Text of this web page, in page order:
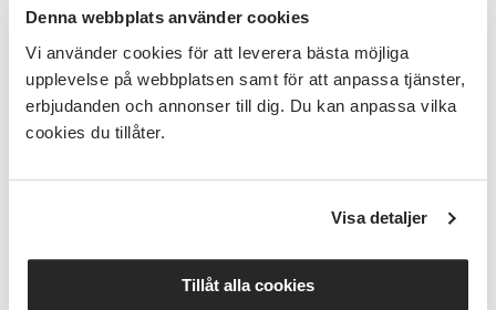
Denna webbplats använder cookies
Vi använder cookies för att leverera bästa möjliga
upplevelse på webbplatsen samt för att anpassa tjänster,
erbjudanden och annonser till dig. Du kan anpassa vilka
cookies du tillåter.
Visa detaljer
Tillåt alla cookies
Förkunskaper
Inga förkunskaper krävs.
Bra att veta
Max 14 deltagare, 7 damer och 7 kavaljerer. Först till
kvarn! Anmäl dig bara om du möjlighet att delta vid
Roy Eidstam och Mem Ryding, veteraner inom dans
och har haft kurser kontinuerligt i ca 20 år.